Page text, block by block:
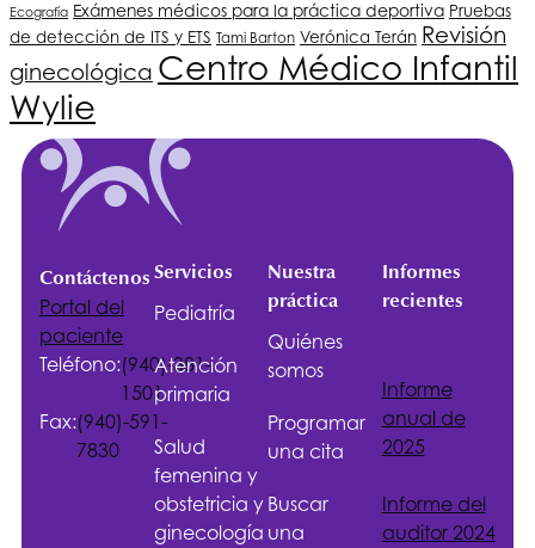
Ecografía Exámenes médicos para la práctica deportiva Pruebas
de detección de ITS y ETS Tami Barton Verónica Terán Revisión
ginecológica Centro Médico Infantil
Wylie
Contáctenos
Portal del
paciente
Teléfono:(940)-381-
1501
Fax:(940)-591-
7830
Servicios
Pediatría
Atención
primaria
Salud
femenina y
obstetricia y
ginecología
Nuestra
práctica
Quiénes
somos
Programar
una cita
Buscar
una
Informes
recientes
Informe
anual de
2025
Informe del
auditor 2024